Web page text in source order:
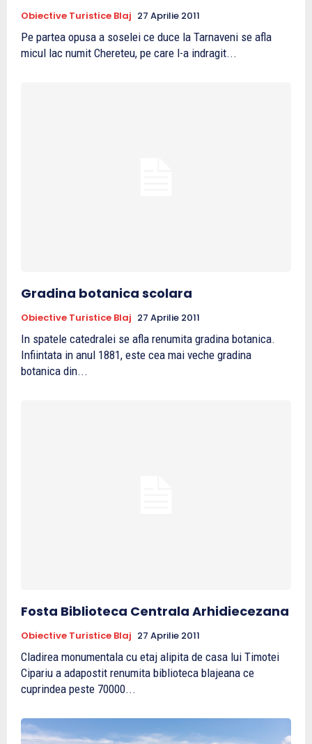
Obiective Turistice Blaj 27 Aprilie 2011
Pe partea opusa a soselei ce duce la Tarnaveni se afla
micul lac numit Chereteu, pe care l-a indragit...
Gradina botanica scolara
Obiective Turistice Blaj 27 Aprilie 2011
In spatele catedralei se afla renumita gradina botanica.
Infiintata in anul 1881, este cea mai veche gradina
botanica din...
Fosta Biblioteca Centrala Arhidiecezana
Obiective Turistice Blaj 27 Aprilie 2011
Cladirea monumentala cu etaj alipita de casa lui Timotei
Cipariu a adapostit renumita biblioteca blajeana ce
cuprindea peste 70000...